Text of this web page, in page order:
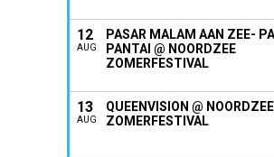
12
AUG
PASAR MALAM AAN ZEE-
PANTAI @ NOORDZEE
ZOMERFESTIVAL
13
AUG
QUEENVISION @ NOORDZEE
ZOMERFESTIVAL